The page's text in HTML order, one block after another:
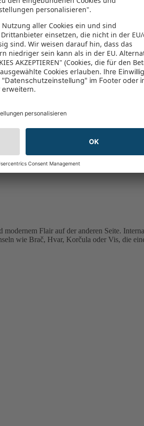
Flair auf der anderen Seite.
wie Brač, Hvar, Korčula oder Vis, die